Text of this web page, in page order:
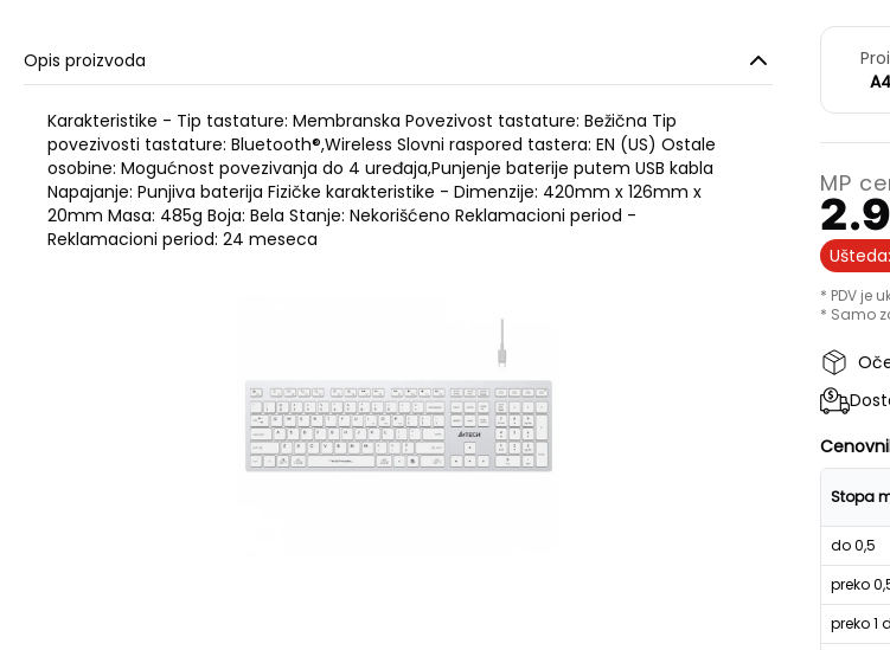
Opis proizvoda
Karakteristike - Tip tastature: Membranska Povezivost tastature: Bežična Tip
povezivosti tastature: Bluetooth®,Wireless Slovni raspored tastera: EN (US) Ostale
osobine: Mogućnost povezivanja do 4 uređaja,Punjenje baterije putem USB kabla
Napajanje: Punjiva baterija Fizičke karakteristike - Dimenzije: 420mm x 126mm x
20mm Masa: 485g Boja: Bela Stanje: Nekorišćeno Reklamacioni period -
Reklamacioni period: 24 meseca
MP
Ušteda:
* PDV je
* Samo
Stopa
do 0,5
preko
preko 1